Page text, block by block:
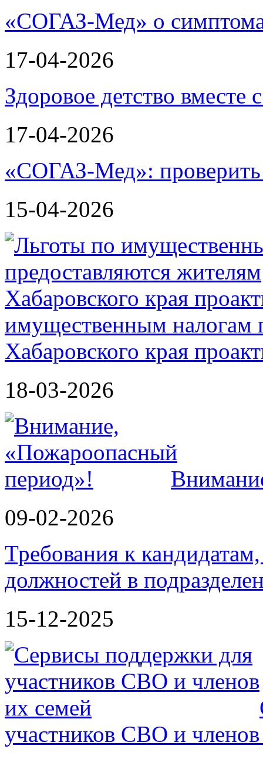
«СОГАЗ-Мед» о
17-04-2026
Здоровое детство
17-04-2026
«СОГАЗ-Мед»: проверить
15-04-2026
имущественным налогам
Хабаровского края
18-03-2026
09-02-2026
Требования к
должностей в
15-12-2025
участников СВО и